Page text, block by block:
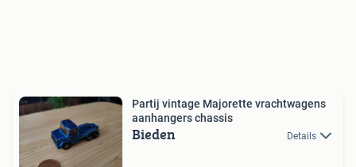
Partij vintage Majorette vrachtwagens
aanhangers chassis
Bieden Details